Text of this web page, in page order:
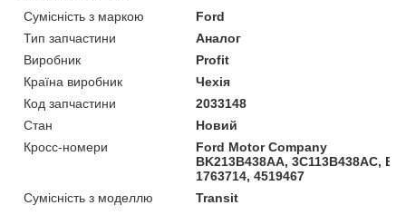
Сумісність з маркою
Ford
Тип запчастини
Аналог
Виробник
Profit
Країна виробник
Чехія
Код запчастини
2033148
Стан
Новий
Кросс-номери
Ford Motor Company
BK213B438AA, 3C113B438AC,
1763714, 4519467
Сумісність з моделлю
Transit